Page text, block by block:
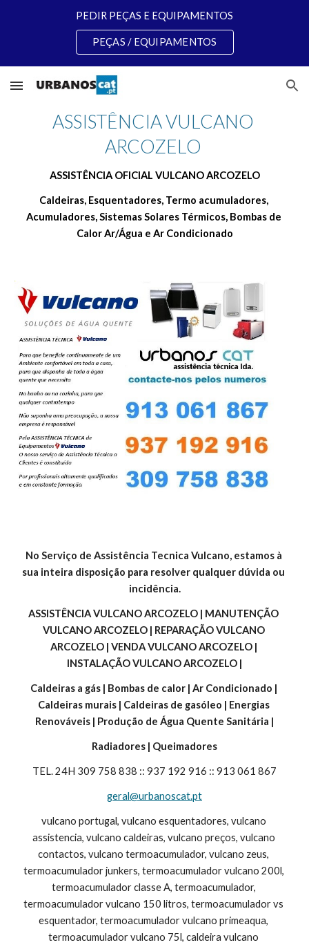
PEDIR PEÇAS E EQUIPAMENTOS
PEÇAS / EQUIPAMENTOS
ASSISTÊNCIA VULCANO
ARCOZELO
ASSISTÊNCIA OFICIAL VULCANO ARCOZELO
Caldeiras, Esquentadores, Termo acumuladores,
Acumuladores, Sistemas Solares Térmicos, Bombas de
Calor Ar/Água e Ar Condicionado
No Serviço de Assistência Tecnica Vulcano, estamos à
sua inteira disposição para resolver qualquer dúvida ou
incidência.
ASSISTÊNCIA VULCANO ARCOZELO | MANUTENÇÃO
VULCANO ARCOZELO | REPARAÇÃO VULCANO
ARCOZELO | VENDA VULCANO ARCOZELO |
INSTALAÇÃO VULCANO ARCOZELO |
Caldeiras a gás | Bombas de calor | Ar Condicionado |
Caldeiras murais | Caldeiras de gasóleo | Energias
Renováveis | Produção de Água Quente Sanitária |
Radiadores | Queimadores
TEL. 24H 309 758 838 :: 937 192 916 :: 913 061 867
geral@urbanoscat.pt
vulcano portugal, vulcano esquentadores, vulcano
assistencia, vulcano caldeiras, vulcano preços, vulcano
contactos, vulcano termoacumulador, vulcano zeus,
termoacumulador junkers, termoacumulador vulcano 200l,
termoacumulador classe A, termoacumulador,
termoacumulador vulcano 150 litros, termoacumulador vs
esquentador, termoacumulador vulcano primeaqua,
termoacumulador vulcano 75l, caldeira vulcano